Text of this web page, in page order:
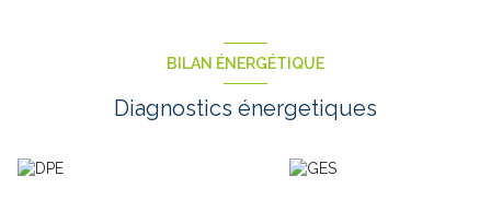
BILAN ÉNERGÉTIQUE
Diagnostics énergetiques